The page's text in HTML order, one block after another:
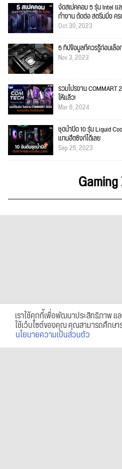
จัดสเปคคอม 5 รุ่น Intel แ
ทำงาน ตัดต่อ สตรีมมิ่ง ค
Oct 30, 2023
5 ทิปข้อมูลที่ควรรู้ก่อนเลือ
Nov 3, 2023
รวมโปรงาน COMMART
ให้แล้ว!
Mar 6, 2024
ชุดน้ำปิด 10 รุ่น Liquid
แทนฮีตซิงก์ได้เลย
Sep 25, 2023
เราใช้คุกกี้เพื่อพัฒนาประสิทธิภาพ
ใช้เว็บไซต์ของคุณ คุณสามารถศึกษา
นโยบายความเป็นส่วนตัว